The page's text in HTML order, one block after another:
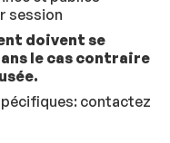
session
doivent se
le cas contraire
contactez